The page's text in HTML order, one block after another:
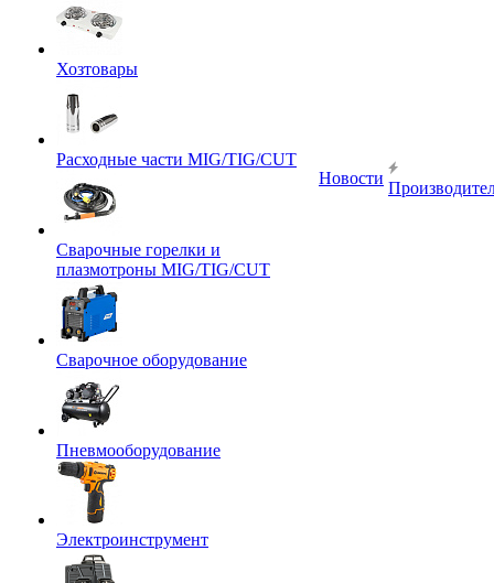
Хозтовары
Расходные части MIG/TIG/CUT
Сварочные горелки и
плазмотроны MIG/TIG/CUT
Сварочное оборудование
Пневмооборудование
Электроинструмент
Новости